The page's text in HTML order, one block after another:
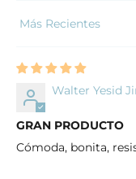
Sort by
Walter Yesid
GRAN PRODUCTO
Cómoda, bonita,